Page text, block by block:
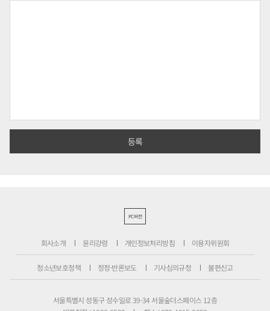
PC버전
회사소개 윤리강령 개인정보처리방침 이용자위원회
청소년보호정책 정정·반론보도 기사심의규정 불편신고
서울특별시 성동구 성수일로 39-34 서울숲더스페이스 12층